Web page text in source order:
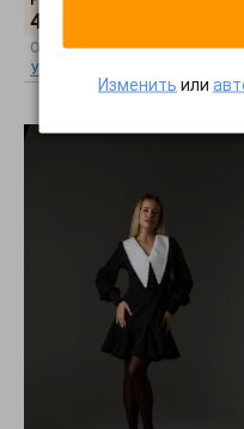
4784
Оптовая цена:
Узнать оптовую цену
Изменить или